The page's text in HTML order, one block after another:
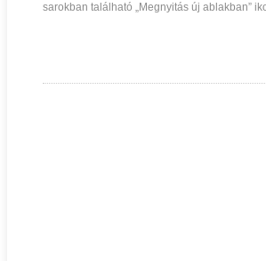
sarokban található „Megnyitás új ablakban”